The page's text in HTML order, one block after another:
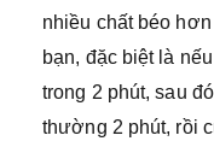
nhiều chất béo
bạn, đặc biệt là
trong 2 phút, sau
thường 2 phút, rồi